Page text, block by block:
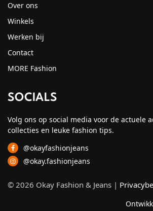
Over ons
Winkels
Werken bij
Contact
MORE Fashion
SOCIALS
Volg ons op social media voor de actuele
collecties en leuke fashion tips.
@okayfashionjeans
@okay.fashionjeans
© 2026 Okay Fashion & Jeans |